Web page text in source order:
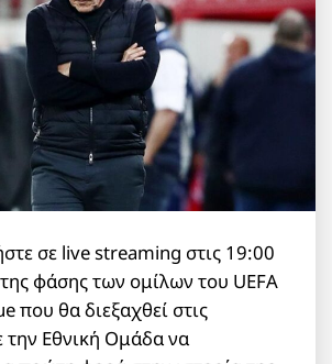
σε live streaming στις 19:00
φάσης των ομίλων του UEFA
που θα διεξαχθεί στις
την Εθνική Ομάδα να